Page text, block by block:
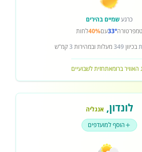
כרגעשמיים בהירים
טמפרטורה33°עם40%לחות
בכיוון349מעלות ובמהירות 3קמ"ש
האוויר ברומאתחזית לשבועיים
לונדון, אנגליה
הוסף למועדפים